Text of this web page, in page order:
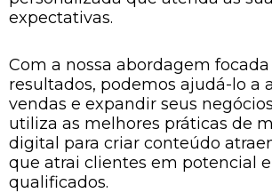
expectativas.
Com a nossa abordagem
resultados, podemos ajudá-lo a
vendas e expandir seus
utiliza as melhores práticas de
digital para criar conteúdo
que atrai clientes em potencial
qualificados.